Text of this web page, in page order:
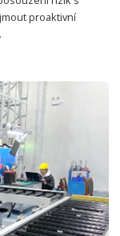
proaktivní